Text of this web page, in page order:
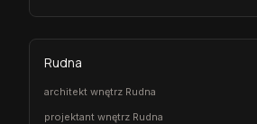
Rudna
architekt wnętrz Rudna
projektant wnętrz Rudna